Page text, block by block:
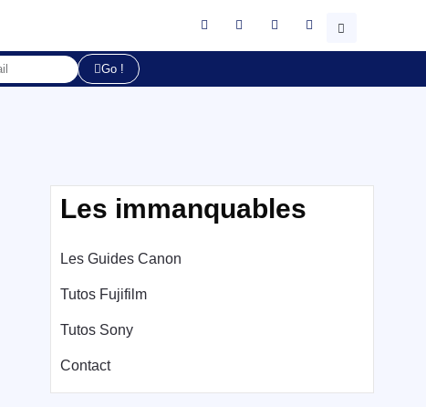
Go !
Les immanquables
Les Guides Canon
Tutos Fujifilm
Tutos Sony
Contact